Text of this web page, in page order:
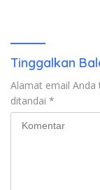
Tinggalkan
Alamat email Anda
ditandai *